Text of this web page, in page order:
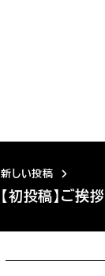
新しい投稿
【初投稿】ご挨拶